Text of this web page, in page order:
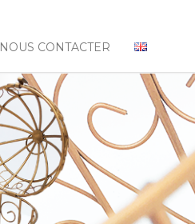
NOUS CONTACTER